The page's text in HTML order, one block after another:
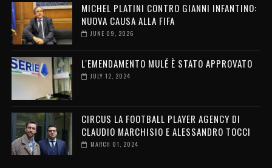
MICHEL PLATINI CONTRO GIANNI INFANTINO:
NUOVA CAUSA ALLA FIFA
JUNE 09, 2026
L'EMENDAMENTO MULÉ È STATO APPROVATO
JULY 12, 2024
CIRCUS LA FOOTBALL PLAYER AGENCY DI
CLAUDIO MARCHISIO E ALESSANDRO TOCCI
MARCH 01, 2024